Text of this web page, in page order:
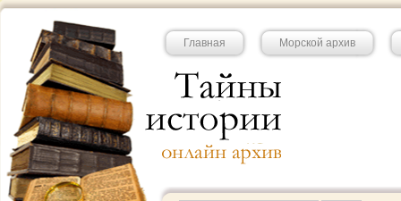
Главная Морской архив